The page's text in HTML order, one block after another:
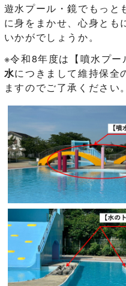
遊水プール・鏡でもっと
に身をまかせ、心身とも
いかがでしょうか。
※令和8年度は【噴水プ
水につきまして維持保全
ますのでご了承ください。